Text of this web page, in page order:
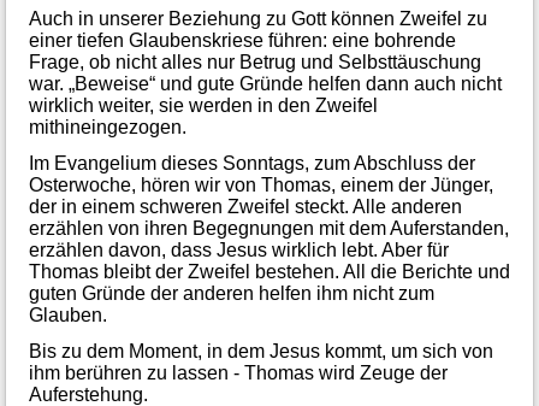
Auch in unserer Beziehung zu Gott können Zweifel zu
einer tiefen Glaubenskriese führen: eine bohrende
Frage, ob nicht alles nur Betrug und Selbsttäuschung
war. „Beweise“ und gute Gründe helfen dann auch nicht
wirklich weiter, sie werden in den Zweifel
mithineingezogen.
Im Evangelium dieses Sonntags, zum Abschluss der
Osterwoche, hören wir von Thomas, einem der Jünger,
der in einem schweren Zweifel steckt. Alle anderen
erzählen von ihren Begegnungen mit dem Auferstanden,
erzählen davon, dass Jesus wirklich lebt. Aber für
Thomas bleibt der Zweifel bestehen. All die Berichte und
guten Gründe der anderen helfen ihm nicht zum
Glauben.
Bis zu dem Moment, in dem Jesus kommt, um sich von
ihm berühren zu lassen - Thomas wird Zeuge der
Auferstehung.